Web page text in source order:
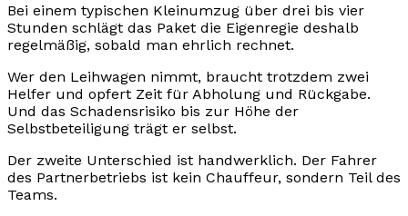
Bei einem typischen Kleinumzug über drei bis vier
Stunden schlägt das Paket die Eigenregie deshalb
regelmäßig, sobald man ehrlich rechnet.
Wer den Leihwagen nimmt, braucht trotzdem zwei
Helfer und opfert Zeit für Abholung und Rückgabe.
Und das Schadensrisiko bis zur Höhe der
Selbstbeteiligung trägt er selbst.
Der zweite Unterschied ist handwerklich. Der Fahrer
des Partnerbetriebs ist kein Chauffeur, sondern Teil des
Teams.